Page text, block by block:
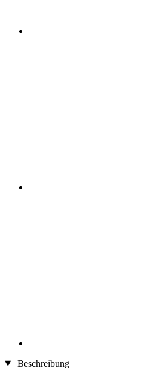
Beschreibung